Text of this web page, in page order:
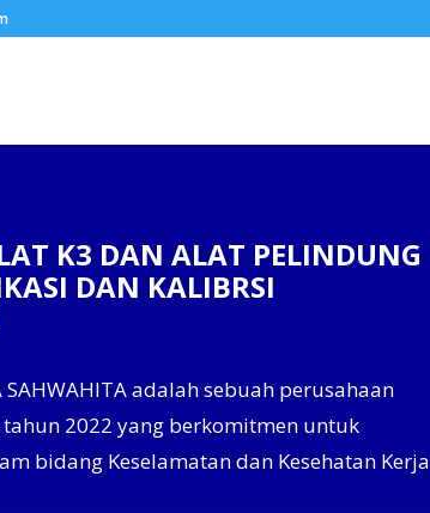
K3 DAN ALAT PELINDUNG
DAN KALIBRSI
SAHWAHITA adalah sebuah perusahaan
2022 yang berkomitmen untuk
bidang Keselamatan dan Kesehatan Kerja